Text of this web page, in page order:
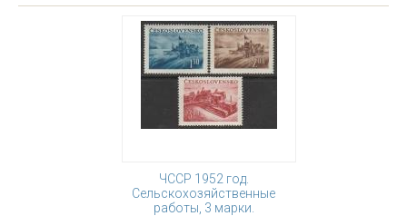
ЧССР 1952 год.
Сельскохозяйственные
работы, 3 марки.